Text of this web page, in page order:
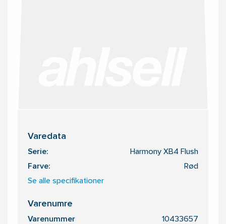
Varedata
Serie: Harmony XB4 Flush
Farve: Rød
Se alle specifikationer
Varenumre
Varenummer 10433657